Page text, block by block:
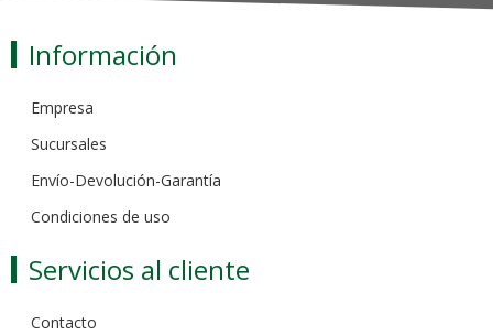
Información
Empresa
Sucursales
Envío-Devolución-Garantía
Condiciones de uso
Servicios al cliente
Contacto